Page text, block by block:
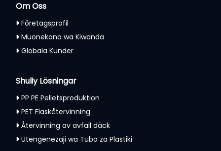
Om Oss
Företagsprofil
Muonekano wa Kiwanda
Globala Kunder
Shuliy Lösningar
PP PE Pelletsproduktion
PET Flaskåtervinning
Återvinning av avfall däck
Utengenezaji wa Tubo za Plastiki